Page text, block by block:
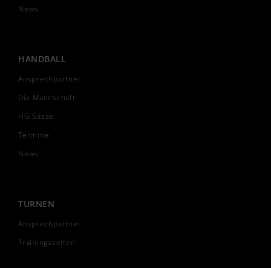
News
HANDBALL
Ansprechpartner
Die Mannschaft
HG Sasse
Termine
News
TURNEN
Ansprechpartner
Trainingszeiten